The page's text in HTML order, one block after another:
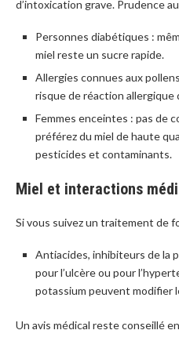
d’intoxication grave. Prudence
Personnes diabétiques :
miel reste un sucre rapide.
Allergies connues aux
risque de réaction allergique
Femmes enceintes : pas de
préférez du miel de haute
pesticides et contaminants.
Miel et interactions
Si vous suivez un traitement de
Antiacides, inhibiteurs de la
pour l’ulcère ou pour
potassium peuvent modifier
Un avis médical reste conseillé